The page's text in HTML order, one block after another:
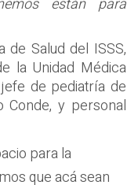
de Salud del ISSS,
la Unidad Médica
de pediatría de
Conde, y personal
para la
que acá sean